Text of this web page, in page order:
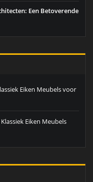
Een Betoverende
Eiken Meubels voor
Eiken Meubels